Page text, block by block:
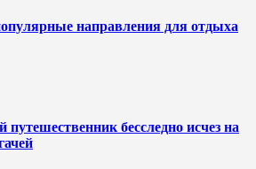
направления для отдыха
бесследно исчез на